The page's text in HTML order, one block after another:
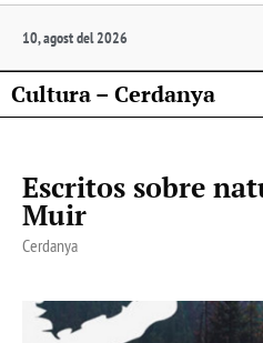
10, agost del 2026
Cultura – Cerdanya
Escritos sobre
Muir
Cerdanya